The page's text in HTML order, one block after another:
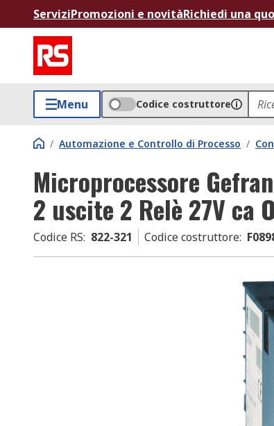
ServiziPromozioni e novitàRichiedi una
Menu Codice costruttore
/ Automazione e Controllo di Processo /
Microprocessore
2 uscite 2 Relè 27V ca
Codice RS: 822-321 Codice costruttore: